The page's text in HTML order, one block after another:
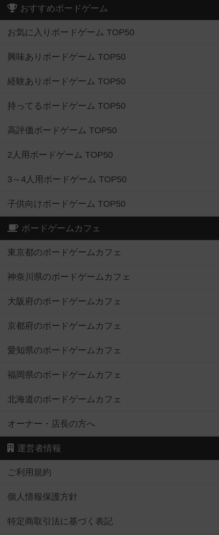
おすすめボードゲーム
お気に入りボードゲーム TOP50
興味ありボードゲーム TOP50
経験ありボードゲーム TOP50
持ってるボードゲーム TOP50
高評価ボードゲーム TOP50
2人用ボードゲーム TOP50
3～4人用ボードゲーム TOP50
子供向けボードゲーム TOP50
ボードゲームカフェ
東京都のボードゲームカフェ
神奈川県のボードゲームカフェ
大阪府のボードゲームカフェ
京都府のボードゲームカフェ
愛知県のボードゲームカフェ
福岡県のボードゲームカフェ
北海道のボードゲームカフェ
オーナー・店長の方へ
運営者情報
ご利用規約
個人情報保護方針
特定商取引法に基づく表記